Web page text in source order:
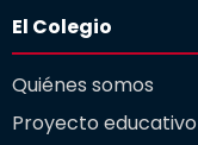
El Colegio
Quiénes somos
Proyecto educativo